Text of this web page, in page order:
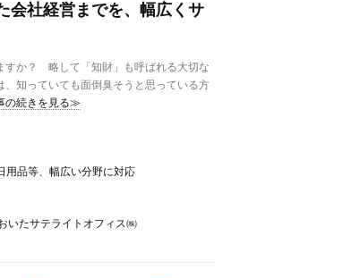
会社経営までを、幅広くサ
すか？ 略して「知財」も呼ばれる大切な
知っていても面倒臭そうと思っている方
の続きを見る≫
用品等、幅広い分野に対応
たサテライトオフィス㈱